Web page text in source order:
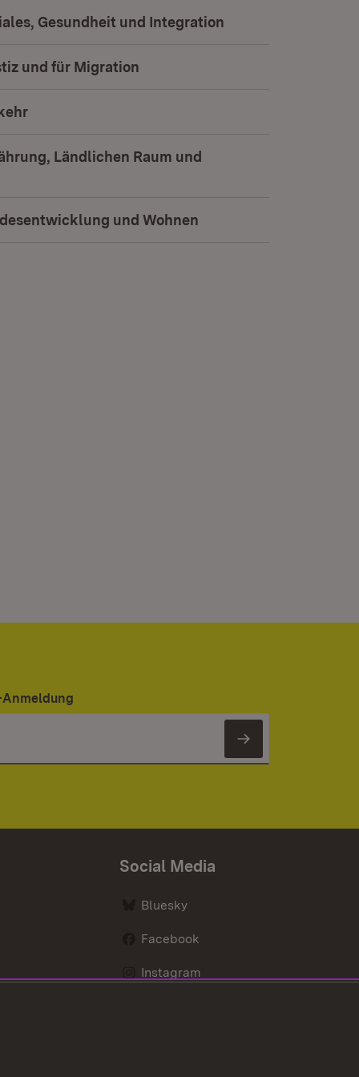
Gesundheit und Integration
und für Migration
Ländlichen Raum und
und Wohnen
Newsletter
Social Media
Bluesky
Facebook
Instagram